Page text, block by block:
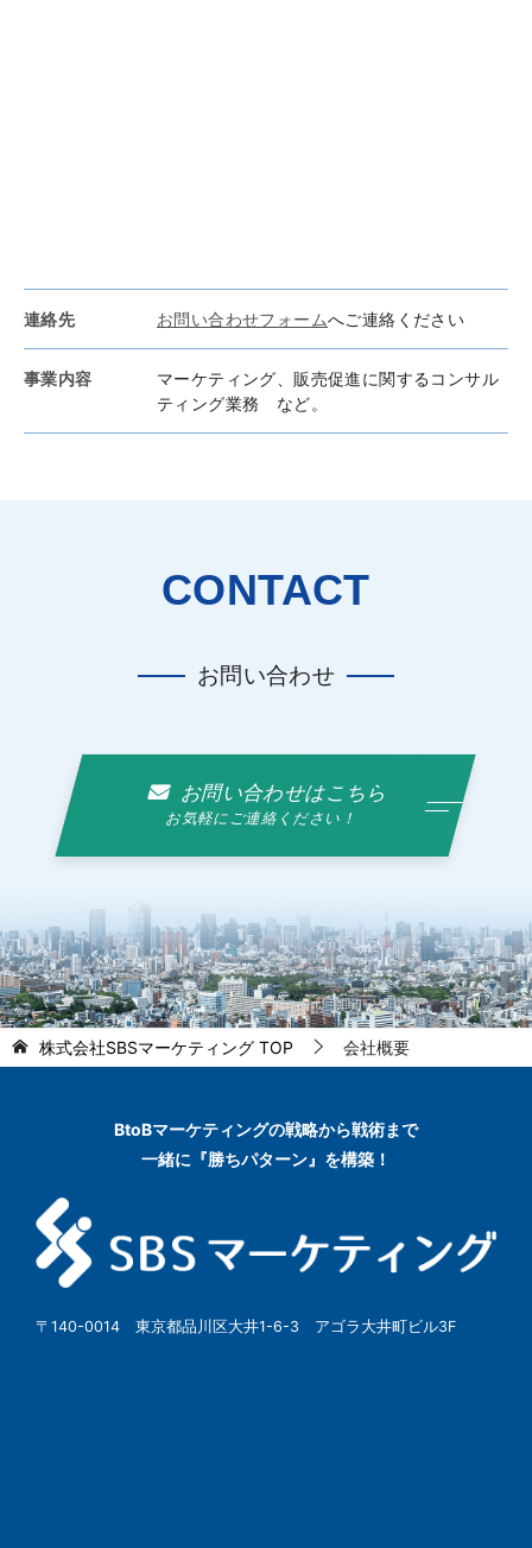
連絡先 お問い合わせフォームへご連絡ください
事業内容
マーケティング、販売促進に関するコンサル
ティング業務 など。
CONTACT
お問い合わせ
お問い合わせはこちら
お気軽にご連絡ください！
株式会社SBSマーケティング TOP 会社概要
BtoBマーケティングの戦略から戦術まで
一緒に『勝ちパターン』を構築！
〒140-0014 東京都品川区大井1-6-3 アゴラ大井町ビル3F